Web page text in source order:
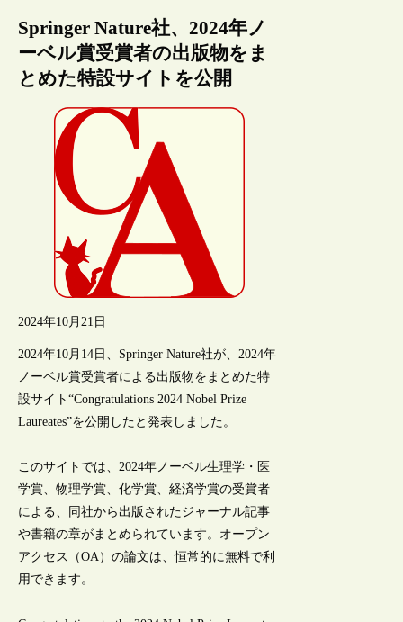
Springer Nature社、2024年ノ
ーベル賞受賞者の出版物をま
とめた特設サイトを公開
2024年10月21日
2024年10月14日、Springer Nature社が、2024年
ノーベル賞受賞者による出版物をまとめた特
設サイト“Congratulations 2024 Nobel Prize
Laureates”を公開したと発表しました。
このサイトでは、2024年ノーベル生理学・医
学賞、物理学賞、化学賞、経済学賞の受賞者
による、同社から出版されたジャーナル記事
や書籍の章がまとめられています。オープン
アクセス（OA）の論文は、恒常的に無料で利
用できます。